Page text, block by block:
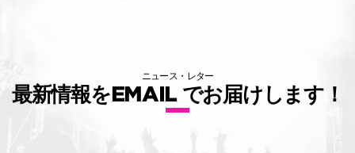
ニュース・レター
最新情報をEMAIL でお届けします！